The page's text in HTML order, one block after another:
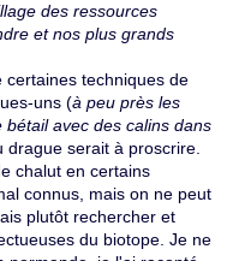
des ressources
et nos plus grands
certaines techniques de
uns (à peu près les
avec des calins dans
serait à proscrire.
chalut en certains
connus, mais on ne peut
plutôt rechercher et
du biotope. Je ne